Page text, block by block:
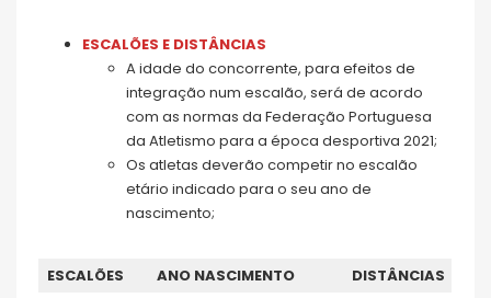
ESCALÕES E DISTÂNCIAS
A idade do concorrente, para efeitos de
integração num escalão, será de acordo
com as normas da Federação Portuguesa
da Atletismo para a época desportiva 2021;
Os atletas deverão competir no escalão
etário indicado para o seu ano de
nascimento;
ESCALÕES ANO NASCIMENTO
DISTÂNCIAS